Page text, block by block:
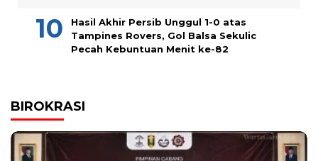
Hasil Akhir Persib Unggul 1-0 atas
Tampines Rovers, Gol Balsa Sekulic
Pecah Kebuntuan Menit ke-82
BIROKRASI